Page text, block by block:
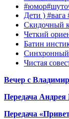
Дети )
Скидочный
Четкий
Батин
Синхронный
Чистая
Вечер с
Передача Андрея
Передача